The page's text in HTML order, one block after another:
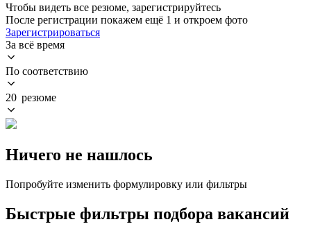
Чтобы видеть все резюме, зарегистрируйтесь
После регистрации покажем ещё 1 и откроем фото
Зарегистрироваться
За всё время
По соответствию
20 резюме
Ничего не нашлось
Попробуйте изменить формулировку или фильтры
Быстрые фильтры подбора вакансий